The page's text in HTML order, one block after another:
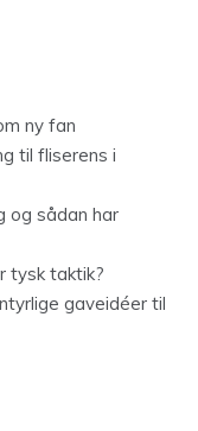
ny fan
til fliserens i
og sådan har
tysk taktik?
gaveidéer til